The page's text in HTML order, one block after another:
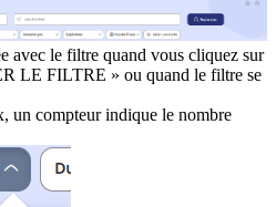
avec le filtre quand vous cliquez sur
LE FILTRE » ou quand le filtre se
un compteur indique le nombre